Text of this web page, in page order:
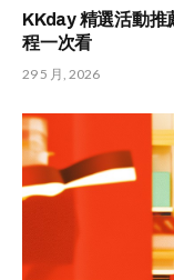
KKday 精選活動推
程一次看
29 5 月, 2026